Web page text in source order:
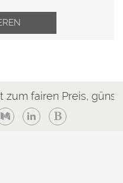
Preis, günstig &
MediumLinkedInBlogger